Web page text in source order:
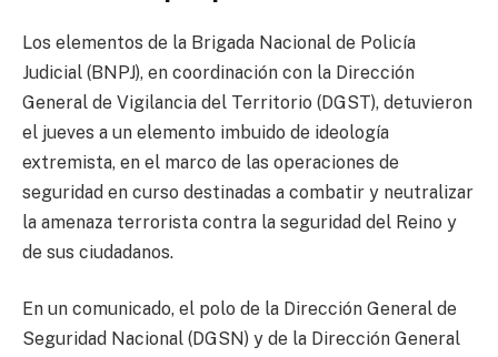
Los elementos de la Brigada Nacional de Policía
Judicial (BNPJ), en coordinación con la Dirección
General de Vigilancia del Territorio (DGST), detuvieron
el jueves a un elemento imbuido de ideología
extremista, en el marco de las operaciones de
seguridad en curso destinadas a combatir y neutralizar
la amenaza terrorista contra la seguridad del Reino y
de sus ciudadanos.
En un comunicado, el polo de la Dirección General de
Seguridad Nacional (DGSN) y de la Dirección General